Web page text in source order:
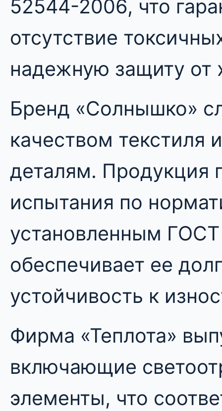
52544-2006, что
отсутствие
надежную защиту от
Бренд «Солнышко»
качеством текстиля
деталям. Продукция
испытания по
установленным
обеспечивает ее
устойчивость к
Фирма «Теплота»
включающие
элементы, что